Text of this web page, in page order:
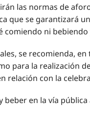
las normas de
que se garantizará
comiendo ni
se recomienda,
para la realización
con la
en la vía